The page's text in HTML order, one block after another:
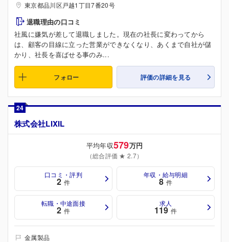
東京都品川区戸越1丁目7番20号
退職理由の口コミ
社風に嫌気が差して退職しました。現在の社長に変わってから
は、顧客の目線に立った営業ができなくなり、あくまで自社が儲
かり、社長を喜ばせる事のみ...
フォロー 評価の詳細を見る
24
株式会社LIXIL
平均年収579万円
（総合評価 ★ 2.7）
口コミ・評判
2 件
年収・給与明細
8 件
転職・中途面接
2 件
求人
119 件
金属製品